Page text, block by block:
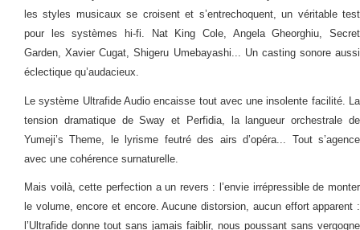
les styles musicaux se croisent et s’entrechoquent, un véritable test
pour les systèmes hi-fi. Nat King Cole, Angela Gheorghiu, Secret
Garden, Xavier Cugat, Shigeru Umebayashi... Un casting sonore aussi
éclectique qu’audacieux.
Le système Ultrafide Audio encaisse tout avec une insolente facilité. La
tension dramatique de Sway et Perfidia, la langueur orchestrale de
Yumeji’s Theme, le lyrisme feutré des airs d’opéra... Tout s’agence
avec une cohérence surnaturelle.
Mais voilà, cette perfection a un revers : l’envie irrépressible de monter
le volume, encore et encore. Aucune distorsion, aucun effort apparent :
l’Ultrafide donne tout sans jamais faiblir, nous poussant sans vergogne